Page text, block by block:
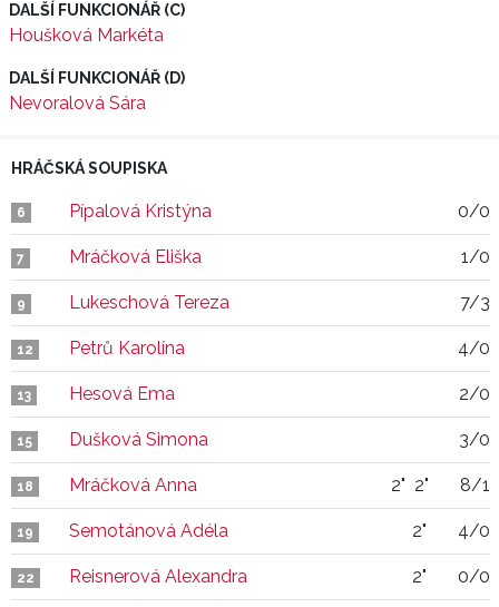
DALŠÍ FUNKCIONÁŘ (C)
Houšková Markéta
DALŠÍ FUNKCIONÁŘ (D)
Nevoralová Sára
HRÁČSKÁ SOUPISKA
6 Pípalová Kristýna 0/0
7 Mráčková Eliška 1/0
9 Lukeschová Tereza 7/3
12 Petrů Karolína 4/0
13 Hesová Ema 2/0
15 Dušková Simona 3/0
18 Mráčková Anna 2" 2" 8/1
19 Semotánová Adéla 2" 4/0
22 Reisnerová Alexandra 2" 0/0